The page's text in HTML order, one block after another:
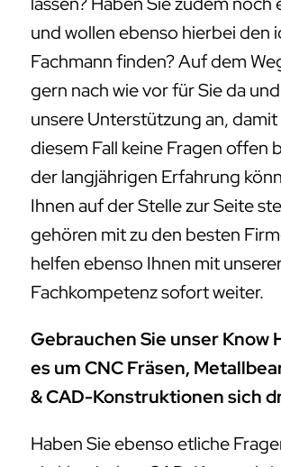
und wollen ebenso hierbei den
Fachmann finden? Auf dem
gern nach wie vor für Sie da
unsere Unterstützung an,
diesem Fall keine Fragen offen
der langjährigen Erfahrung
Ihnen auf der Stelle zur Seite
gehören mit zu den besten
helfen ebenso Ihnen mit
Fachkompetenz sofort weiter.
Gebrauchen Sie unser Know
es um CNC Fräsen,
& CAD-Konstruktionen sich
Haben Sie ebenso etliche